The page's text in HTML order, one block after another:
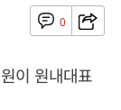
0
이 원내대표